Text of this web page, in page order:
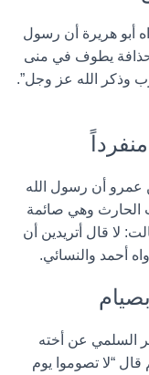
أبو هريرة أن رسول
حذافة يطوف في منى
وذكر الله عز وجل”.
عمرو أن رسول الله
الحارث وهي صائمة
لا قال أتريدين أن
أحمد والنسائي.
السلمي عن أخته
“لا تصوموا يوم